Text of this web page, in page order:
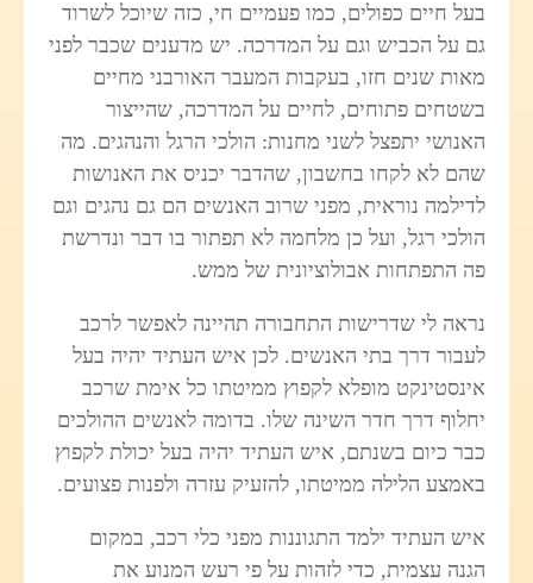
בעל חיים כפולים, כמו פעמיים חי, כזה שיוכל לשרוד
גם על הכביש וגם על המדרכה. יש מדענים שכבר לפני
מאות שנים חזו, בעקבות המעבר האורבני מחיים
בשטחים פתוחים, לחיים על המדרכה, שהייצור
האנושי יתפצל לשני מחנות: הולכי הרגל והנהגים. מה
שהם לא לקחו בחשבון, שהדבר יכניס את האנושות
לדילמה נוראית, מפני שרוב האנשים הם גם נהגים וגם
הולכי רגל, ועל כן מלחמה לא תפתור בו דבר ונדרשת
פה התפתחות אבולוציונית של ממש.
נראה לי שדרישות התחבורה תהיינה לאפשר לרכב
לעבור דרך בתי האנשים. לכן איש העתיד יהיה בעל
אינסטינקט מופלא לקפוץ ממיטתו כל אימת שרכב
יחלוף דרך חדר השינה שלו. בדומה לאנשים ההולכים
כבר כיום בשנתם, איש העתיד יהיה בעל יכולת לקפוץ
באמצע הלילה ממיטתו, להזעיק עזרה ולפנות פצועים.
איש העתיד ילמד התגוננות מפני כלי רכב, במקום
הגנה עצמית, כדי לזהות על פי רעש המנוע את